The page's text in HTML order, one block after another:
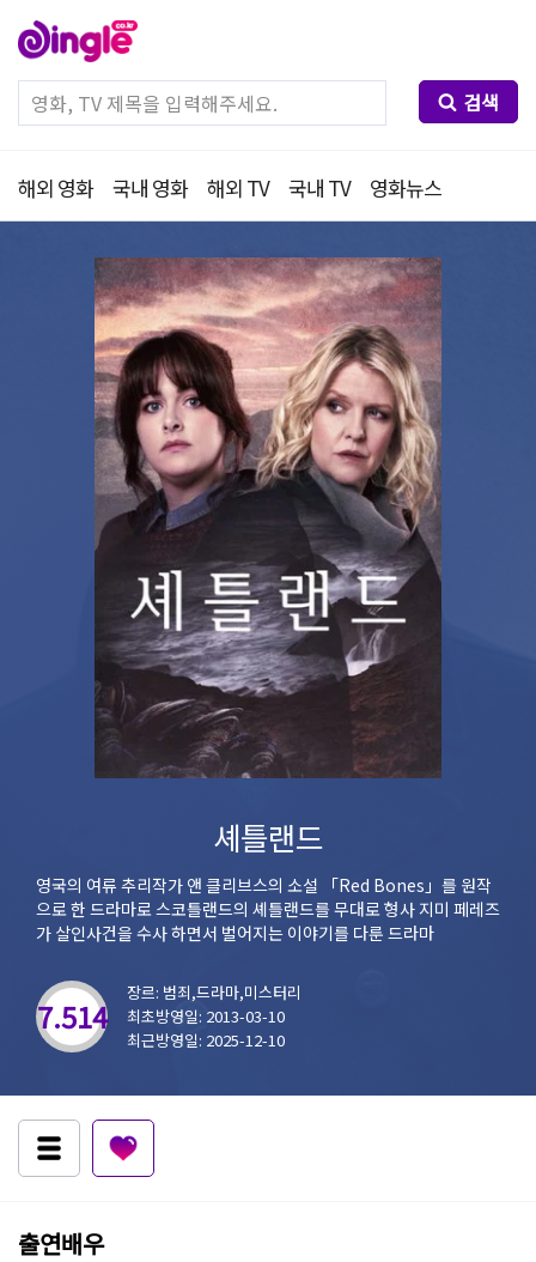
검색
해외 영화 국내 영화 해외 TV 국내 TV 영화뉴스
셰틀랜드
영국의 여류 추리작가 앤 클리브스의 소설 「Red Bones」를 원작
으로 한 드라마로 스코틀랜드의 셰틀랜드를 무대로 형사 지미 페레즈
가 살인사건을 수사 하면서 벌어지는 이야기를 다룬 드라마
7.514
장르: 범죄,드라마,미스터리
최초방영일: 2013-03-10
최근방영일: 2025-12-10
출연배우